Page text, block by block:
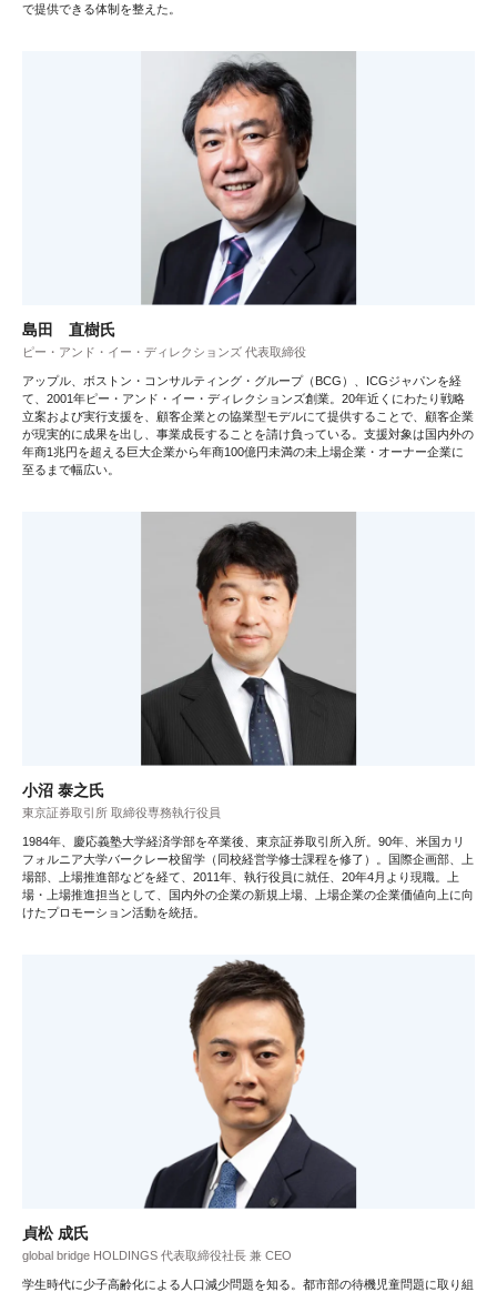
で提供できる体制を整えた。
島田 直樹氏
ピー・アンド・イー・ディレクションズ 代表取締役
アップル、ボストン・コンサルティング・グループ（BCG）、ICGジャパンを経
て、2001年ピー・アンド・イー・ディレクションズ創業。20年近くにわたり戦略
立案および実行支援を、顧客企業との協業型モデルにて提供することで、顧客企業
が現実的に成果を出し、事業成長することを請け負っている。支援対象は国内外の
年商1兆円を超える巨大企業から年商100億円未満の未上場企業・オーナー企業に
至るまで幅広い。
小沼 泰之氏
東京証券取引所 取締役専務執行役員
1984年、慶応義塾大学経済学部を卒業後、東京証券取引所入所。90年、米国カリ
フォルニア大学バークレー校留学（同校経営学修士課程を修了）。国際企画部、上
場部、上場推進部などを経て、2011年、執行役員に就任、20年4月より現職。上
場・上場推進担当として、国内外の企業の新規上場、上場企業の企業価値向上に向
けたプロモーション活動を統括。
貞松 成氏
global bridge HOLDINGS 代表取締役社長 兼 CEO
学生時代に少子高齢化による人口減少問題を知る。都市部の待機児童問題に取り組